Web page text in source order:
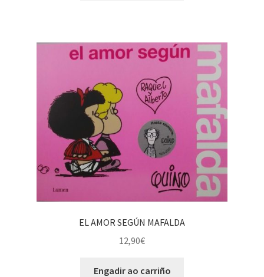
EL AMOR SEGÚN MAFALDA
12,90€
Engadir ao carriño